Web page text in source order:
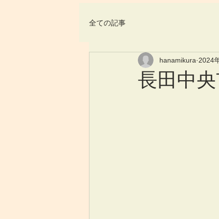
全ての記事
長田中
hanamikura 2024